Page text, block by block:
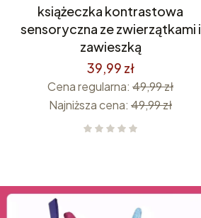
książeczka kontrastowa
sensoryczna ze zwierzątkami i
zawieszką
39,99 zł
Cena regularna: 49,99 zł
Najniższa cena: 49,99 zł